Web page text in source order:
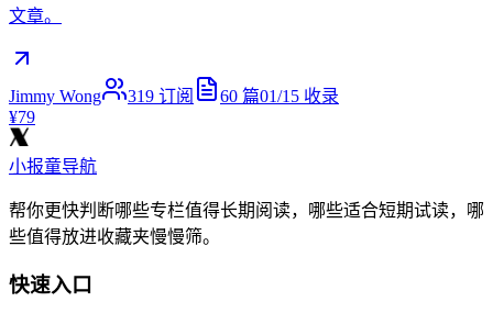
文章。
Jimmy Wong 319 订阅 60 篇01/15 收录
¥79
小报童导航
帮你更快判断哪些专栏值得长期阅读，哪些适合短期试读，哪
些值得放进收藏夹慢慢筛。
快速入口